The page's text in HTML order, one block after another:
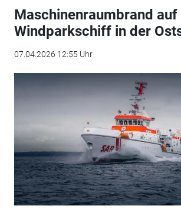
Maschinenraumbrand auf
Windparkschiff in der
07.04.2026 12:55 Uhr